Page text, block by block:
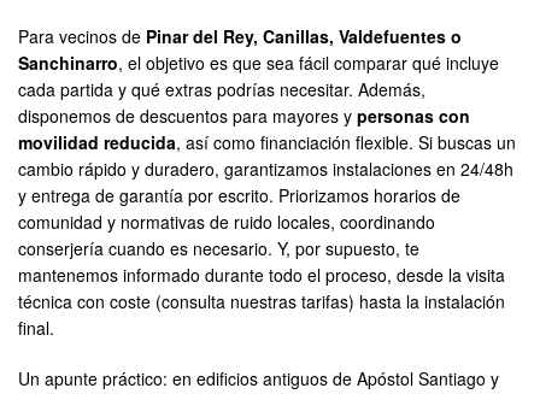
Para vecinos de Pinar del Rey, Canillas, Valdefuentes o
Sanchinarro, el objetivo es que sea fácil comparar qué incluye
cada partida y qué extras podrías necesitar. Además,
disponemos de descuentos para mayores y personas con
movilidad reducida, así como financiación flexible. Si buscas un
cambio rápido y duradero, garantizamos instalaciones en 24/48h
y entrega de garantía por escrito. Priorizamos horarios de
comunidad y normativas de ruido locales, coordinando
conserjería cuando es necesario. Y, por supuesto, te
mantenemos informado durante todo el proceso, desde la visita
técnica con coste (consulta nuestras tarifas) hasta la instalación
final.
Un apunte práctico: en edificios antiguos de Apóstol Santiago y